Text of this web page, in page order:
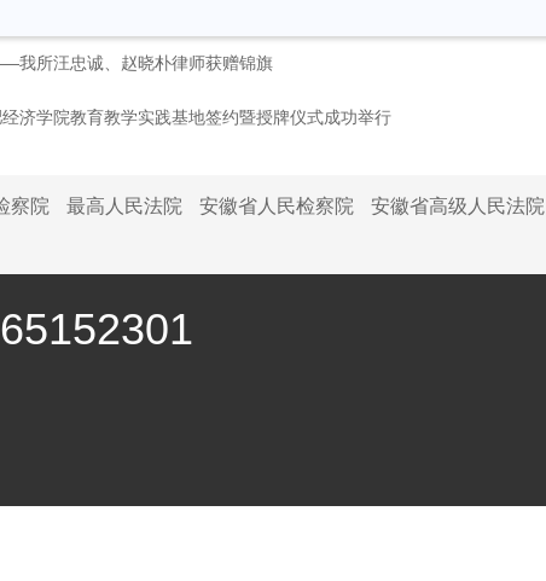
我所汪忠诚、赵晓朴律师获赠锦旗
济学院教育教学实践基地签约暨授牌仪式成功举行
察院 最高人民法院 安徽省人民检察院 安徽省高级人民法院